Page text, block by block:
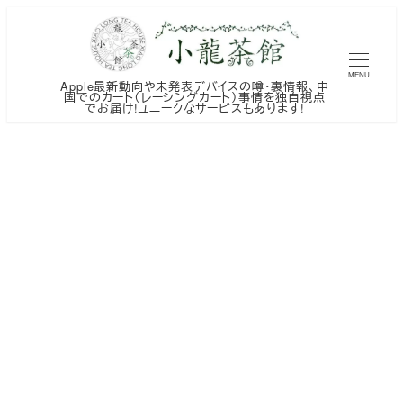
Apple最新動向や未発表デバイスの噂・裏情報、中
国でのカート（レーシングカート）事情を独自視点
でお届け!ユニークなサービスもあります!
MENU